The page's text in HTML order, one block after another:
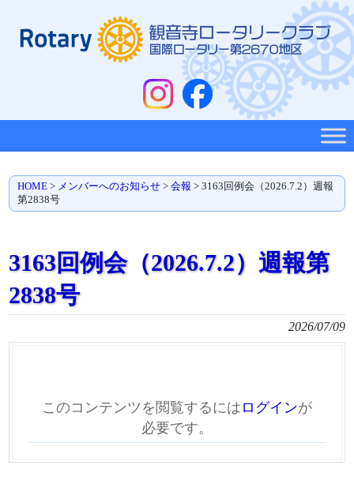
HOME > メンバーへのお知らせ >会報 >3163回例会（2026.7.2）週報
第2838号
3163回例会（2026.7.2）週報第
2838号
2026/07/09
このコンテンツを閲覧するには ログインが
必要です。